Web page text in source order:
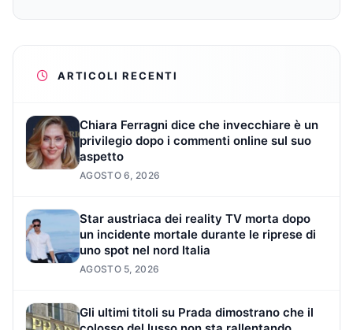
ARTICOLI RECENTI
Chiara Ferragni dice che invecchiare è un
privilegio dopo i commenti online sul suo
aspetto
AGOSTO 6, 2026
Star austriaca dei reality TV morta dopo
un incidente mortale durante le riprese di
uno spot nel nord Italia
AGOSTO 5, 2026
Gli ultimi titoli su Prada dimostrano che il